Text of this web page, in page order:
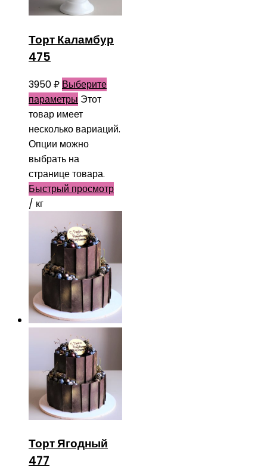
Торт Каламбур
475
3950₽ Выберите
параметры Этот
товар имеет
несколько вариаций.
Опции можно
выбрать на
странице товара.
Быстрый просмотр
/ кг
Торт Ягодный
477